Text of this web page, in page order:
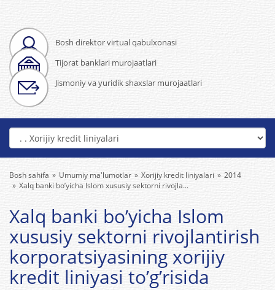
Bosh direktor virtual qabulxonasi
Tijorat banklari murojaatlari
Jismoniy va yuridik shaxslar murojaatlari
Bosh sahifa Umumiy ma'lumotlar Xorijiy kredit liniyalari
2014
Xalq banki bo’yicha Islom xususiy sektorni rivojla...
Xalq banki bo’yicha Islom
xususiy sektorni rivojlantirish
korporatsiyasining xorijiy
kredit liniyasi to’g’risida